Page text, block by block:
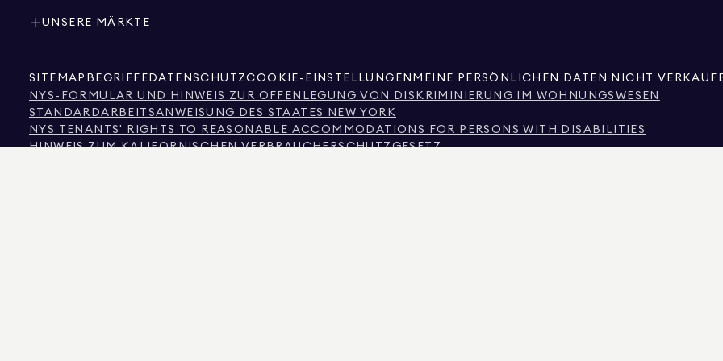
UNSERE MÄRKTE
SITEMAP BEGRIFFE DATENSCHUTZCOOKIE-EINSTELLUNGEN MEINE PERSÖNLICHEN DATEN NICHT
NYS-FORMULAR UND HINWEIS ZUR OFFENLEGUNG VON DISKRIMINIERUNG IM WOHNUNGSWESEN
STANDARDARBEITSANWEISUNG DES STAATES NEW YORK
NYS TENANTS' RIGHTS TO REASONABLE ACCOMMODATIONS FOR PERSONS WITH DISABILITIES
HINWEIS ZUM KALIFORNISCHEN VERBRAUCHERSCHUTZGESETZ